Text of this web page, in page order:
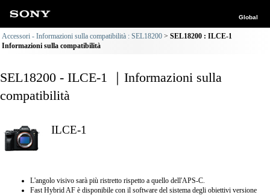
Global
Accessori - Informazioni sulla compatibilità : SEL18200
SEL18200 : ILCE-1
Informazioni sulla compatibilità
SEL18200 - ILCE-1 ｜Informazioni sulla
compatibilità
ILCE-1
L'angolo visivo sarà più ristretto rispetto a quello dell'APS-C.
Fast Hybrid AF è disponibile con il software del sistema degli obiettivi versione